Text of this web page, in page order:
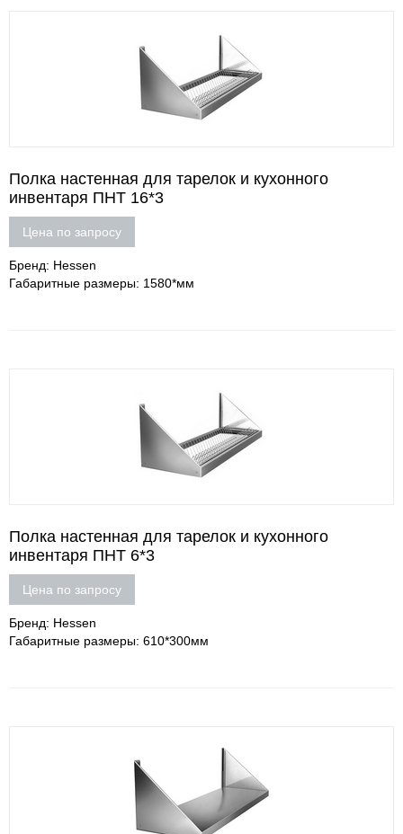
Полка настенная для тарелок и кухонного
инвентаря ПНТ 16*3
Цена по запросу
Бренд: Hessen
Габаритные размеры: 1580*мм
Полка настенная для тарелок и кухонного
инвентаря ПНТ 6*3
Цена по запросу
Бренд: Hessen
Габаритные размеры: 610*300мм